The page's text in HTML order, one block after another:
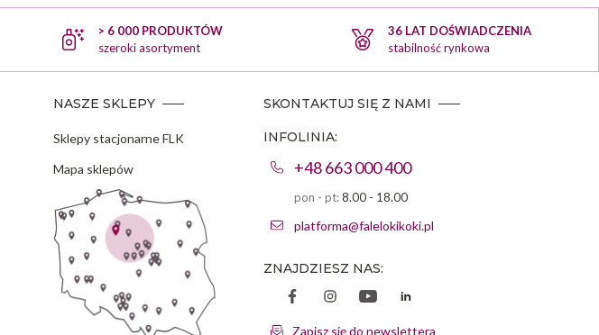
> 6 000 PRODUKTÓW
szeroki asortyment
36 LAT DOŚWIADCZENIA
stabilność rynkowa
NASZE SKLEPY
Sklepy stacjonarne FLK
Mapa sklepów
SKONTAKTUJ SIĘ Z NAMI
INFOLINIA:
+48 663 000 400
pon - pt:8.00 - 18.00
platforma@falelokikoki.pl
ZNAJDZIESZ NAS:
Zapisz się do newslettera